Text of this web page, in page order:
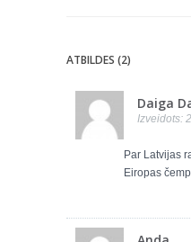
ATBILDES (2)
Daiga
Izveidots:
Par Latvijas
Eiropas